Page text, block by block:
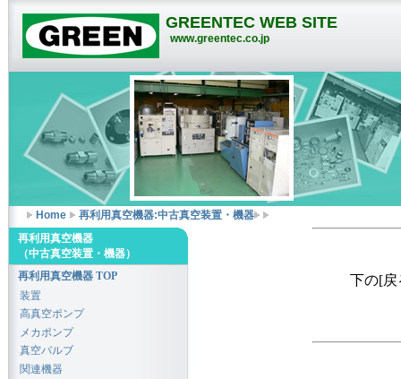
GREENTEC WEB SITE
www.greentec.co.jp
Home 再利用真空機器:中古真空装置・機器
下の[戻
再利用真空機器
（中古真空装置・機器）
再利用真空機器 TOP
装置
高真空ポンプ
メカポンプ
真空バルブ
関連機器